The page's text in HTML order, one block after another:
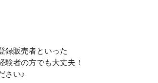
録販売者といった
験者の方でも大丈夫！
さい♪